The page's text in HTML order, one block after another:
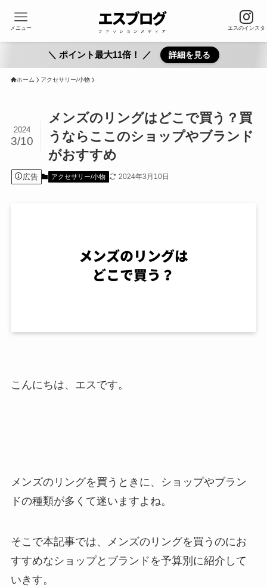
エスのインスタ
メニュー
＼ ポイント最大11倍！ ／ 詳細を見る
ホーム アクセサリー/小物
メンズのリングはどこで買う？買
うならここのショップやブランド
がおすすめ
2024
3/10
広告 アクセサリー/小物 2024年3月10日
こんにちは、エスです。
メンズのリングを買うときに、ショップやブラン
ドの種類が多くて迷いますよね。
そこで本記事では、メンズのリングを買うのにお
すすめなショップとブランドを予算別に紹介して
いきす。